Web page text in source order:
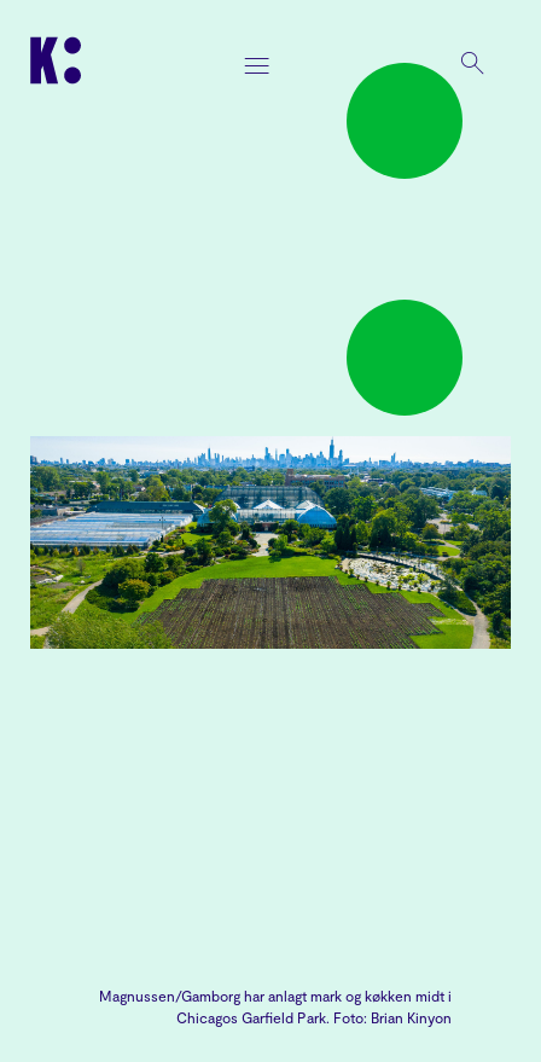
Magnussen/Gamborg har anlagt mark og køkken midt i
Chicagos Garfield Park. Foto: Brian Kinyon